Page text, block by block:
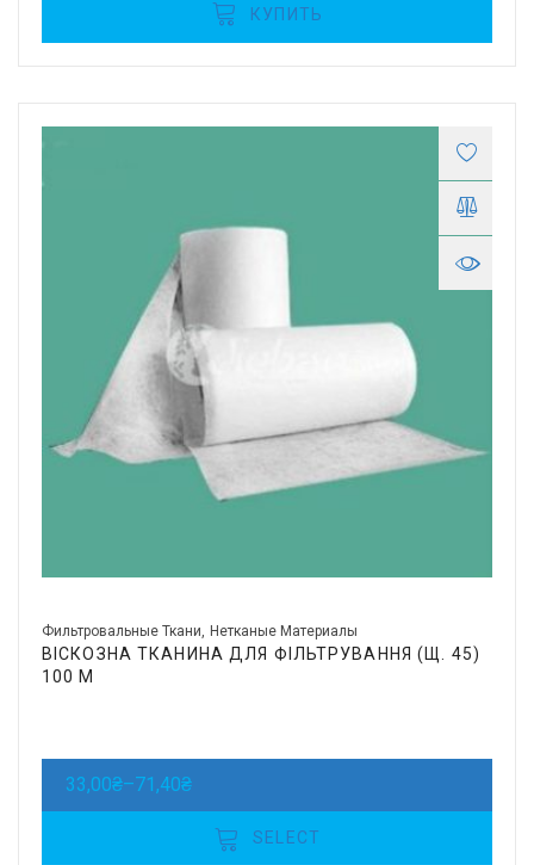
КУПИТЬ
Фильтровальные Ткани Нетканые Материалы
ВІСКОЗНА ТКАНИНА ДЛЯ ФІЛЬТРУВАННЯ (Щ. 45)
100 М
33,00₴–71,40₴
SELECT